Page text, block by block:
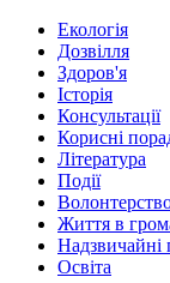
Екологія
Дозвілля
Здоров'я
Історія
Консультації
Корисні
Література
Події
Життя в
Надзвичайні
Освіта